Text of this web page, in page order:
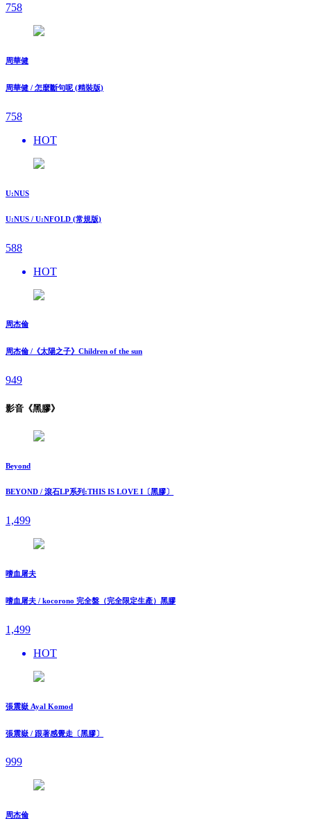
758
周華健
周華健 / 怎麼斷句呢 (精裝版)
758
HOT
U:NUS
U:NUS / U:NFOLD (常規版)
588
HOT
周杰倫
周杰倫 /《太陽之子》Children of the sun
949
影音《黑膠》
Beyond
BEYOND / 滾石LP系列:THIS IS LOVE I〔黑膠〕
1,499
嗜血屠夫
嗜血屠夫 / kocorono 完全盤（完全限定生產）黑膠
1,499
HOT
張震嶽 Ayal Komod
張震嶽 / 跟著感覺走〔黑膠〕
999
周杰倫